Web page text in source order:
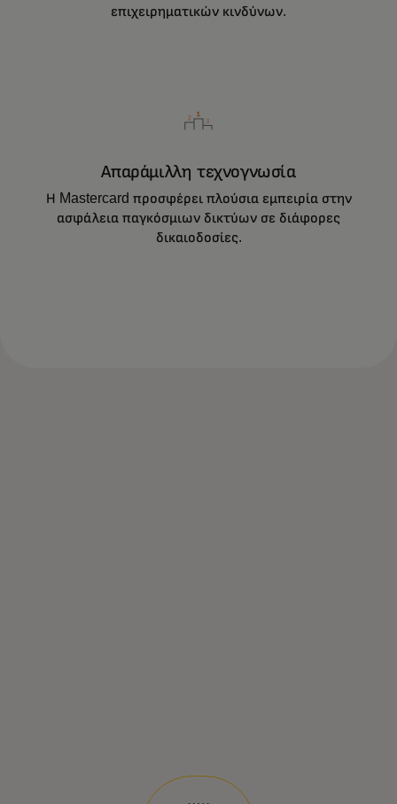
Η προηγμένη τεχνολογία και η πρακτική
εμπειρία της Mastercard μειώνουν την
επιχειρηματικών κινδύνων.
Απαράμιλλη τεχνογνωσία
Η Mastercard προσφέρει πλούσια εμπειρία στην
ασφάλεια παγκόσμιων δικτύων σε διάφορες
δικαιοδοσίες.